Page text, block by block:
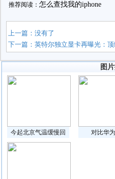
推荐阅读： 怎么查找我的iphone
上一篇：没有了
下一篇：英特尔独立显卡再曝光：
图
今起北京气温缓慢回 对比华